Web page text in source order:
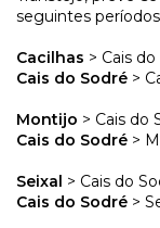
seguintes
Cacilhas > Cais
Cais do Sodré >
Montijo > Cais do
Cais do Sodré >
Seixal > Cais do
Cais do Sodré >